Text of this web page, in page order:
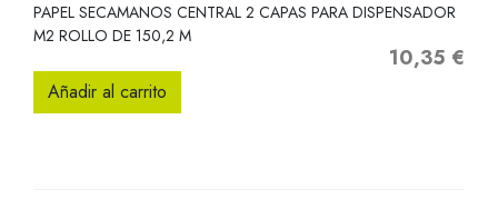
PAPEL SECAMANOS CENTRAL 2 CAPAS PARA DISPENSADOR
M2 ROLLO DE 150,2 M
Precio
10,35 €
Añadir al carrito